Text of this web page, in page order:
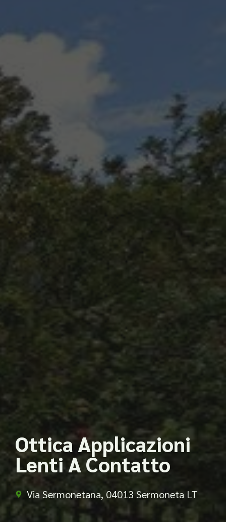
Ottica Applicazioni
Lenti A Contatto
Via Sermonetana, 04013 Sermoneta LT